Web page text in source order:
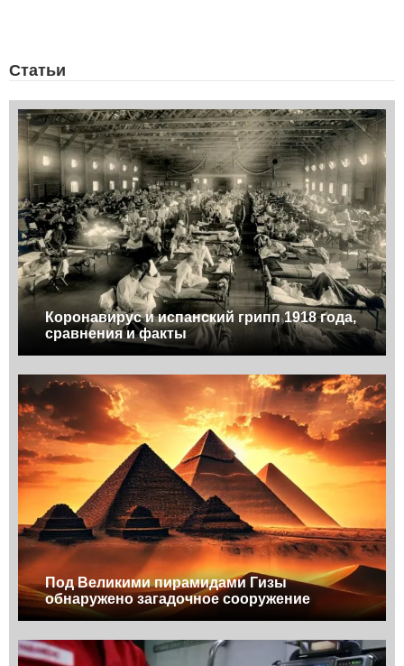
Статьи
Коронавирус и испанский грипп 1918 года,
сравнения и факты
Под Великими пирамидами Гизы
обнаружено загадочное сооружение